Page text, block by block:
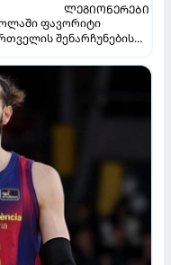
ᲚᲔᲒᲘᲝᲜᲔᲠᲔᲑᲘ
ფავორიტი
შენარჩუნების